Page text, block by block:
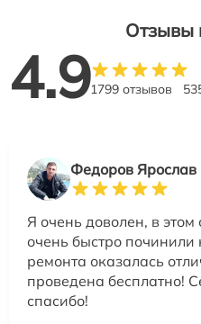
Отзывы
4.91799 отзывов
Федоров Ярослав
Я очень доволен, в
очень быстро починили
ремонта оказалась
проведена бесплатно!
спасибо!